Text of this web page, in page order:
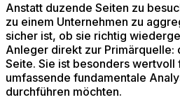
Anstatt duzende Seiten zu
zu einem Unternehmen zu
sicher ist, ob sie richtig
Anleger direkt zur Primärquelle:
Seite. Sie ist besonders wertvoll
umfassende fundamentale
durchführen möchten.